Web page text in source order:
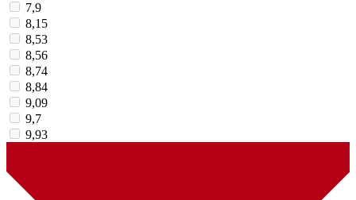
7,9
8,15
8,53
8,56
8,74
8,84
9,09
9,7
9,93